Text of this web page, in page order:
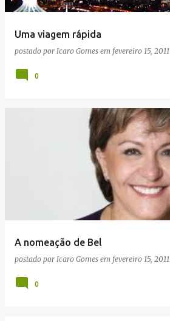
Uma viagem rápida
postado por Icaro Gomes em fevereiro 15, 2011
0
A nomeação de Bel
postado por Icaro Gomes em fevereiro 15, 2011
0